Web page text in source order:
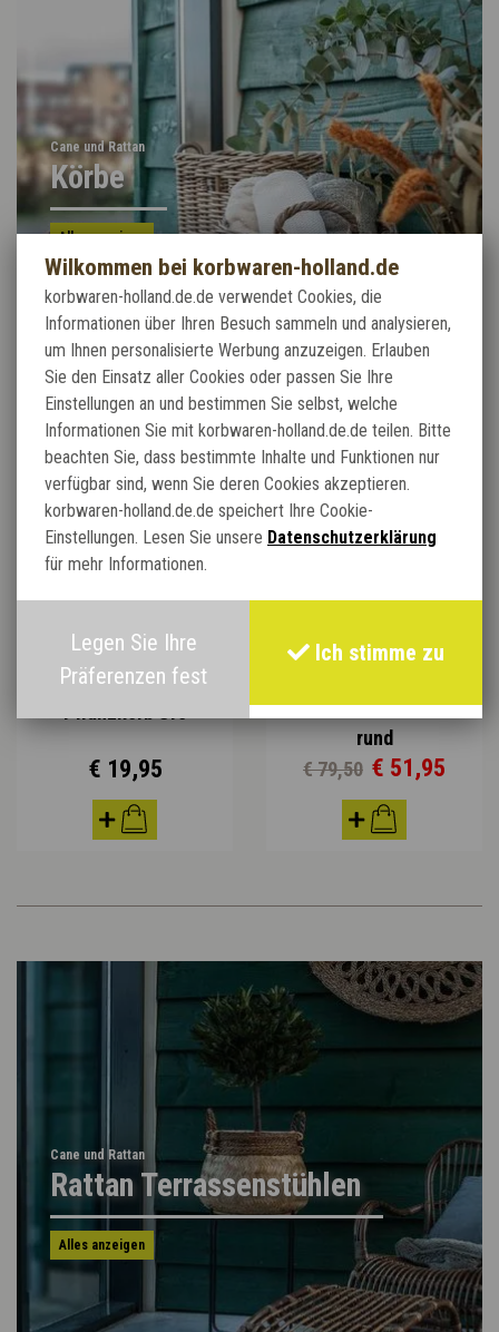
Cane und Rattan
Körbe
Alles anzeigen
Pflanzkorb Ufo
€ 19,95
TOP ANGEBOT
Rattan Katzenkorb
rund
€ 79,50 € 51,95
Cane und Rattan
Rattan Terrassenstühlen
Alles anzeigen
Wilkommen bei korbwaren-holland.de
korbwaren-holland.de.de verwendet Cookies, die
Informationen über Ihren Besuch sammeln und analysieren,
um Ihnen personalisierte Werbung anzuzeigen. Erlauben
Sie den Einsatz aller Cookies oder passen Sie Ihre
Einstellungen an und bestimmen Sie selbst, welche
Informationen Sie mit korbwaren-holland.de.de teilen. Bitte
beachten Sie, dass bestimmte Inhalte und Funktionen nur
verfügbar sind, wenn Sie deren Cookies akzeptieren.
korbwaren-holland.de.de speichert Ihre Cookie-
Einstellungen. Lesen Sie unsere Datenschutzerklärung
für mehr Informationen.
Legen Sie Ihre
Präferenzen fest
Ich stimme zu